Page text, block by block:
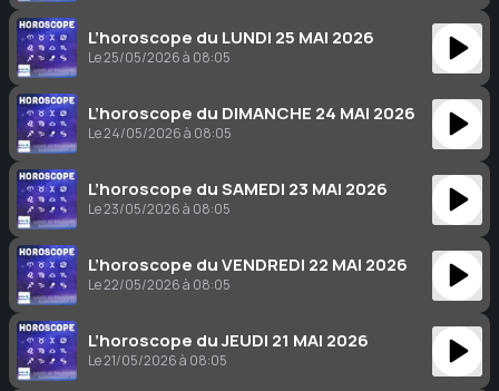
L’horoscope du LUNDI 25 MAI 2026
Le 25/05/2026 à 08:05
L’horoscope du DIMANCHE 24 MAI 2026
Le 24/05/2026 à 08:05
L’horoscope du SAMEDI 23 MAI 2026
Le 23/05/2026 à 08:05
L’horoscope du VENDREDI 22 MAI 2026
Le 22/05/2026 à 08:05
L’horoscope du JEUDI 21 MAI 2026
Le 21/05/2026 à 08:05